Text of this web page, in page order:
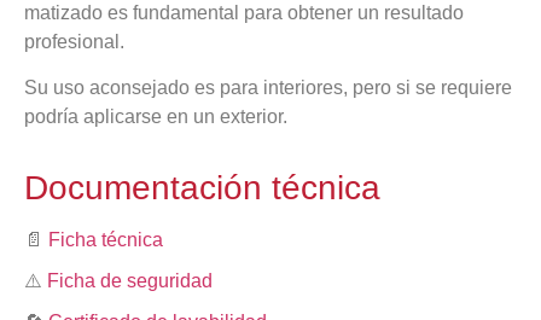
matizado es fundamental para obtener un resultado
profesional.
Su uso aconsejado es para interiores, pero si se requiere
podría aplicarse en un exterior.
Documentación técnica
📄
Ficha técnica
⚠️ Ficha de seguridad